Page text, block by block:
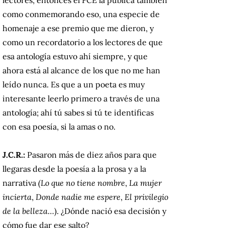
como conmemorando eso, una especie de
homenaje a ese premio que me dieron, y
como un recordatorio a los lectores de que
esa antología estuvo ahí siempre, y que
ahora está al alcance de los que no me han
leído nunca. Es que a un poeta es muy
interesante leerlo primero a través de una
antología; ahí tú sabes si tú te identificas
con esa poesía, si la amas o no.
J.C.R.: Pasaron más de diez años para que
llegaras desde la poesía a la prosa y a la
narrativa (Lo que no tiene nombre, La mujer
incierta, Donde nadie me espere, El privilegio
de la belleza…). ¿Dónde nació esa decisión y
cómo fue dar ese salto?